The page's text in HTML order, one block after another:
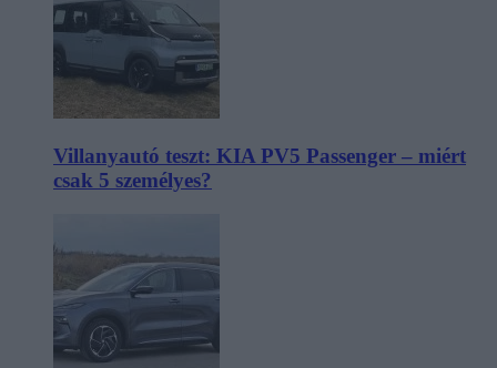
Villanyautó teszt: KIA PV5 Passenger – miért
csak 5 személyes?